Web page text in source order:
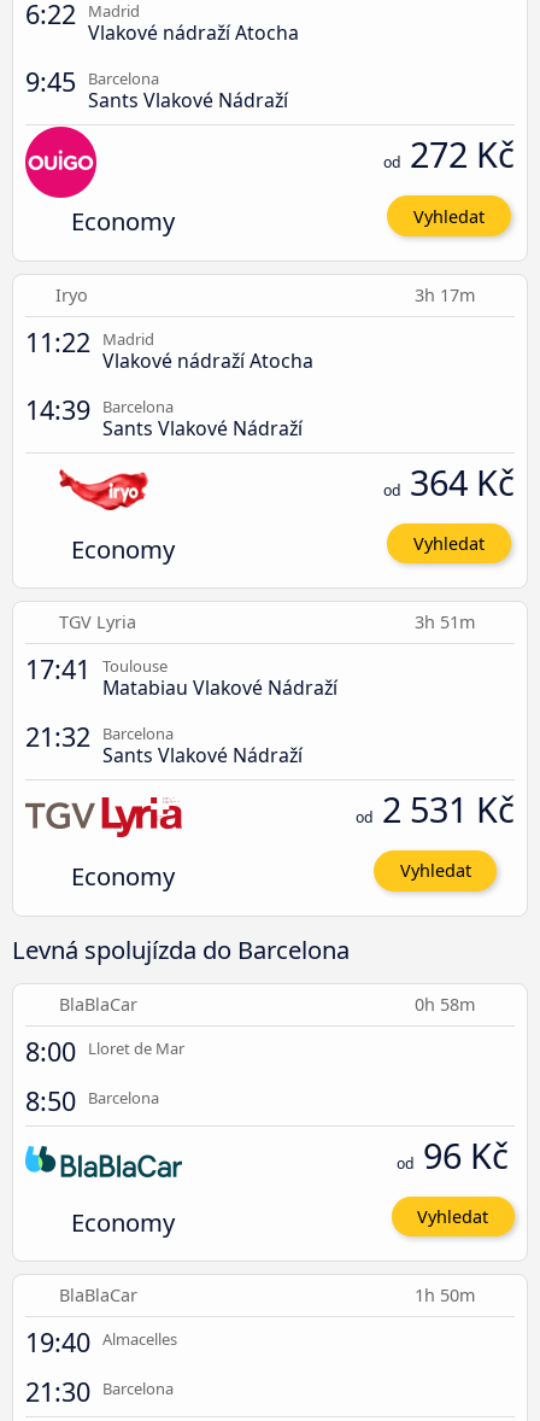
6:22 Madrid
Vlakové nádraží Atocha
9:45 Barcelona
Sants Vlakové Nádraží
Economy
od 272 Kč
Vyhledat
Iryo 3h 17m
11:22 Madrid
Vlakové nádraží Atocha
14:39 Barcelona
Sants Vlakové Nádraží
Economy
od 364 Kč
Vyhledat
TGV Lyria 3h 51m
17:41 Toulouse
Matabiau Vlakové Nádraží
21:32 Barcelona
Sants Vlakové Nádraží
Economy
od 2 531 Kč
Vyhledat
Levná spolujízda do Barcelona
BlaBlaCar 0h 58m
8:00 Lloret de Mar
8:50 Barcelona
Economy
od 96 Kč
Vyhledat
BlaBlaCar 1h 50m
19:40 Almacelles
21:30 Barcelona